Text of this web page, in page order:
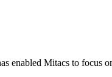
enabled Mitacs to focus